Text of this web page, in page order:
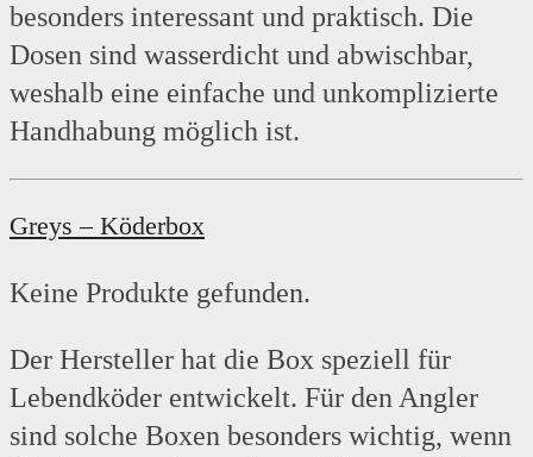
besonders interessant und praktisch. Die
Dosen sind wasserdicht und abwischbar,
weshalb eine einfache und unkomplizierte
Handhabung möglich ist.
Greys – Köderbox
Keine Produkte gefunden.
Der Hersteller hat die Box speziell für
Lebendköder entwickelt. Für den Angler
sind solche Boxen besonders wichtig, wenn